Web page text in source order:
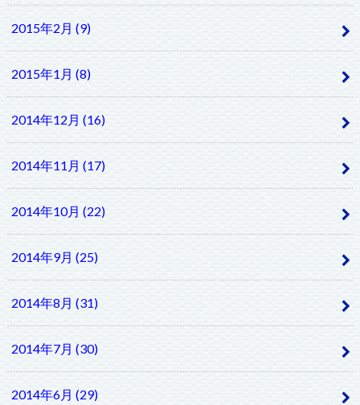
2015年2月 (9)
2015年1月 (8)
2014年12月 (16)
2014年11月 (17)
2014年10月 (22)
2014年9月 (25)
2014年8月 (31)
2014年7月 (30)
2014年6月 (29)